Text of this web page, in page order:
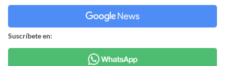
Suscríbete en: